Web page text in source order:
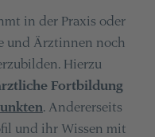
in der Praxis oder
und Ärztinnen noch
Hierzu
Fortbildung
. Andererseits
und ihr Wissen mit